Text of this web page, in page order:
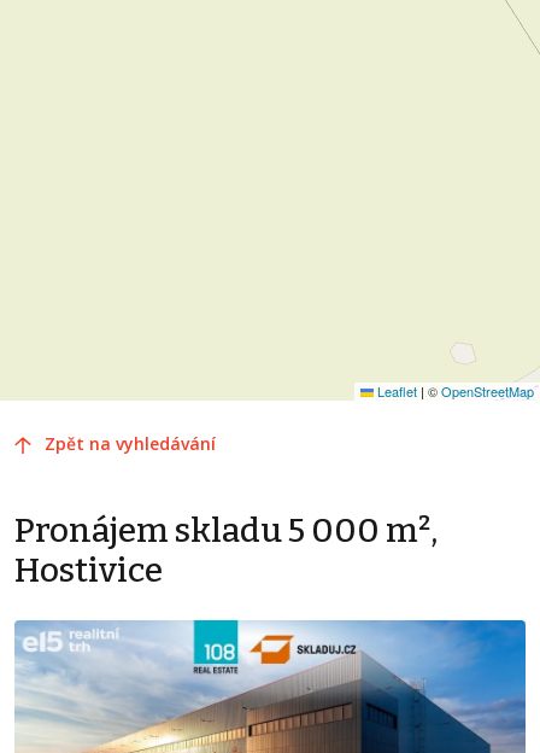
Leaflet | ©OpenStreetMap
Zpět na vyhledávání
Pronájem skladu 5 000 m²,
Hostivice